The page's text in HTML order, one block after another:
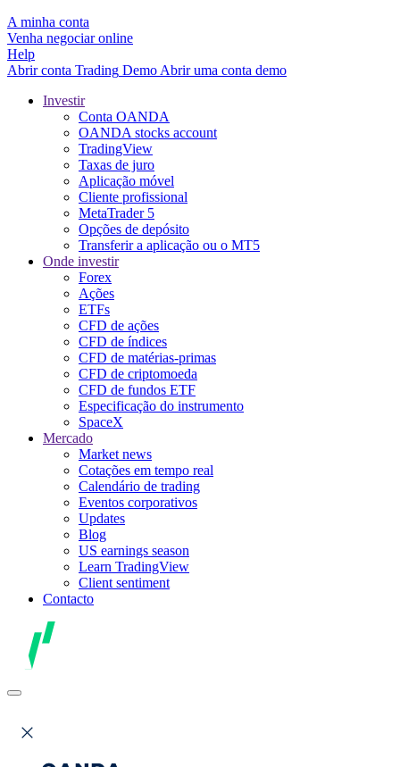
A minha conta
Venha negociar online
Help
Abrir conta Trading Demo Abrir uma conta demo
Investir
Conta OANDA
OANDA stocks account
TradingView
Taxas de juro
Aplicação móvel
Cliente profissional
MetaTrader 5
Opções de depósito
Transferir a aplicação ou o MT5
Onde investir
Forex
Ações
ETFs
CFD de ações
CFD de índices
CFD de matérias-primas
CFD de criptomoeda
CFD de fundos ETF
Especificação do instrumento
SpaceX
Mercado
Market news
Cotações em tempo real
Calendário de trading
Eventos corporativos
Updates
Blog
US earnings season
Learn TradingView
Client sentiment
Contacto